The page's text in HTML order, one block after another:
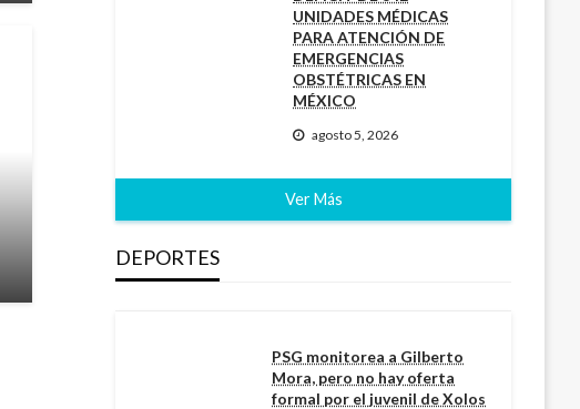
UNIDADES MÉDICAS
PARA ATENCIÓN DE
EMERGENCIAS
OBSTÉTRICAS EN
MÉXICO
agosto 5, 2026
Ver Más
DEPORTES
PSG monitorea a Gilberto
Mora, pero no hay oferta
formal por el juvenil de Xolos